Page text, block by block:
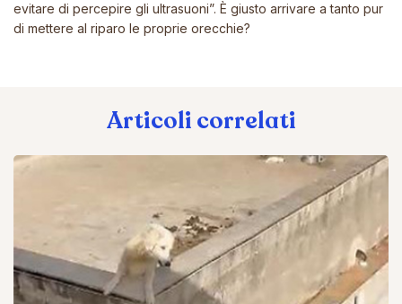
evitare di percepire gli ultrasuoni”. È giusto arrivare a tanto pur
di mettere al riparo le proprie orecchie?
Articoli correlati